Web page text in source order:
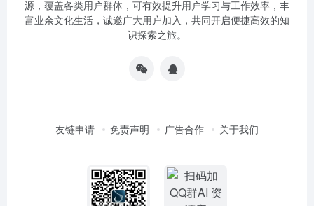
源，覆盖各类用户群体，可有效提升用户学习与工作效率，丰
富业余文化生活，诚邀广大用户加入，共同开启便捷高效的知
识探索之旅。
友链申请 免责声明 广告合作 关于我们